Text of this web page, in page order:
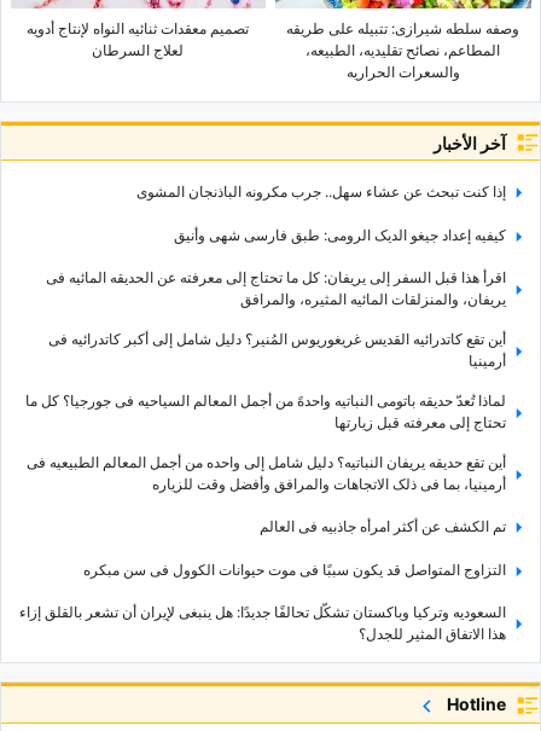
وصفه سلطه شیرازی: تتبیله على طریقه
المطاعم، نصائح تقلیدیه، الطبیعه،
والسعرات الحراریه
تصمیم معقدات ثنائیه النواه لإنتاج أدویه
لعلاج السرطان
آخر الأخبار
إذا کنت تبحث عن عشاء سهل.. جرب مکرونه الباذنجان المشوی
کیفیه إعداد جیغو الدیک الرومی: طبق فارسی شهی وأنیق
اقرأ هذا قبل السفر إلى یریفان: کل ما تحتاج إلى معرفته عن الحدیقه المائیه فی
یریفان، والمنزلقات المائیه المثیره، والمرافق
أین تقع کاتدرائیه القدیس غریغوریوس المُنیر؟ دلیل شامل إلى أکبر کاتدرائیه فی
أرمینیا
لماذا تُعدّ حدیقه باتومی النباتیه واحدهً من أجمل المعالم السیاحیه فی جورجیا؟ کل ما
تحتاج إلى معرفته قبل زیارتها
أین تقع حدیقه یریفان النباتیه؟ دلیل شامل إلى واحده من أجمل المعالم الطبیعیه فی
أرمینیا، بما فی ذلک الاتجاهات والمرافق وأفضل وقت للزیاره
تم الکشف عن أکثر امرأه جاذبیه فی العالم
التزاوج المتواصل قد یکون سببًا فی موت حیوانات الکوول فی سن مبکره
السعودیه وترکیا وباکستان تشکّل تحالفًا جدیدًا: هل ینبغی لإیران أن تشعر بالقلق إزاء
هذا الاتفاق المثیر للجدل؟
کیفیه إعداد شوربه الطماطم والجبن: طبق دافئ ومغذٍ کمقبلات
Hotline